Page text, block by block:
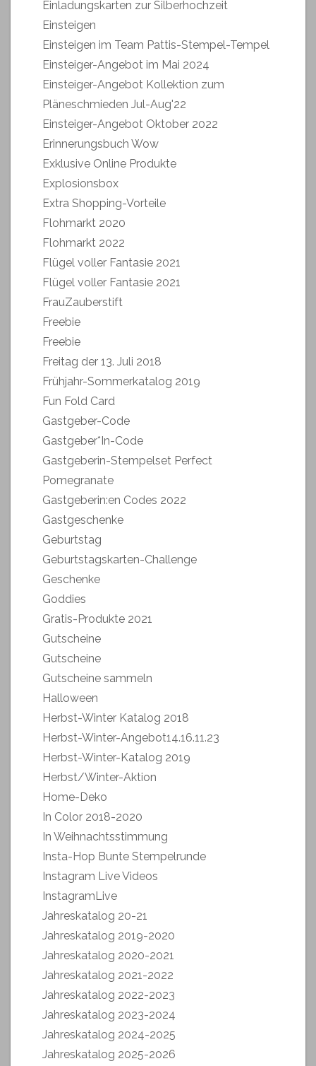
Einladungskarten zur Silberhochzeit
Einsteigen
Einsteigen im Team Pattis-Stempel-Tempel
Einsteiger-Angebot im Mai 2024
Einsteiger-Angebot Kollektion zum
Pläneschmieden Jul-Aug'22
Einsteiger-Angebot Oktober 2022
Erinnerungsbuch Wow
Exklusive Online Produkte
Explosionsbox
Extra Shopping-Vorteile
Flohmarkt 2020
Flohmarkt 2022
Flügel voller Fantasie 2021
Flügel voller Fantasie 2021
FrauZauberstift
Freebie
Freebie
Freitag der 13. Juli 2018
Frühjahr-Sommerkatalog 2019
Fun Fold Card
Gastgeber-Code
Gastgeber*In-Code
Gastgeberin-Stempelset Perfect
Pomegranate
Gastgeberin:en Codes 2022
Gastgeschenke
Geburtstag
Geburtstagskarten-Challenge
Geschenke
Goddies
Gratis-Produkte 2021
Gutscheine
Gutscheine
Gutscheine sammeln
Halloween
Herbst-Winter Katalog 2018
Herbst-Winter-Angebot14.16.11.23
Herbst-Winter-Katalog 2019
Herbst/Winter-Aktion
Home-Deko
In Color 2018-2020
In Weihnachtsstimmung
Insta-Hop Bunte Stempelrunde
Instagram Live Videos
InstagramLive
Jahreskatalog 20-21
Jahreskatalog 2019-2020
Jahreskatalog 2020-2021
Jahreskatalog 2021-2022
Jahreskatalog 2022-2023
Jahreskatalog 2023-2024
Jahreskatalog 2024-2025
Jahreskatalog 2025-2026